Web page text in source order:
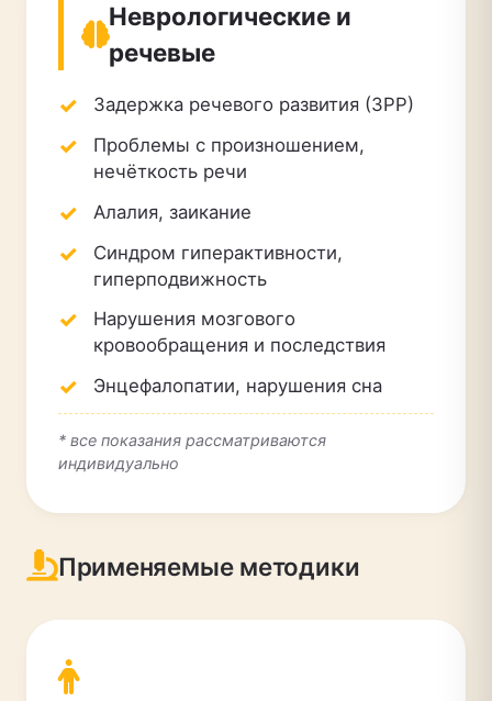
Неврологические и
речевые
Задержка речевого развития (ЗРР)
Проблемы с произношением,
нечёткость речи
Алалия, заикание
Синдром гиперактивности,
гиперподвижность
Нарушения мозгового
кровообращения и последствия
Энцефалопатии, нарушения сна
* все показания рассматриваются
индивидуально
Применяемые методики